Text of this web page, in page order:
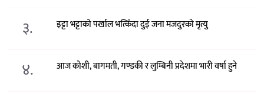
३. इट्टा भट्टाको पर्खाल भत्किँदा दुई जना मजदुरको मृत्यु
४. आज कोशी, बागमती, गण्डकी र लुम्बिनी प्रदेशमा भारी वर्षा हुने